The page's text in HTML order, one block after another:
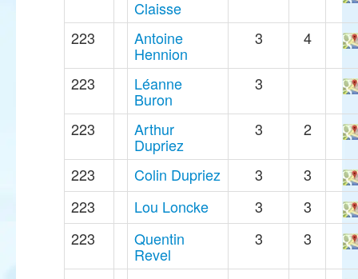
Claisse
223 Antoine
Hennion
3 4
223 Léanne
Buron
3
223 Arthur
Dupriez
3 2
223 Colin Dupriez 3
3
223
Lou Loncke 3
3
223
Quentin
Revel
3 3